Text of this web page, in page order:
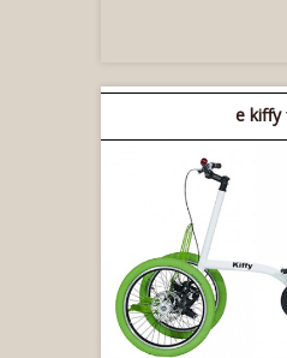
e kiffy